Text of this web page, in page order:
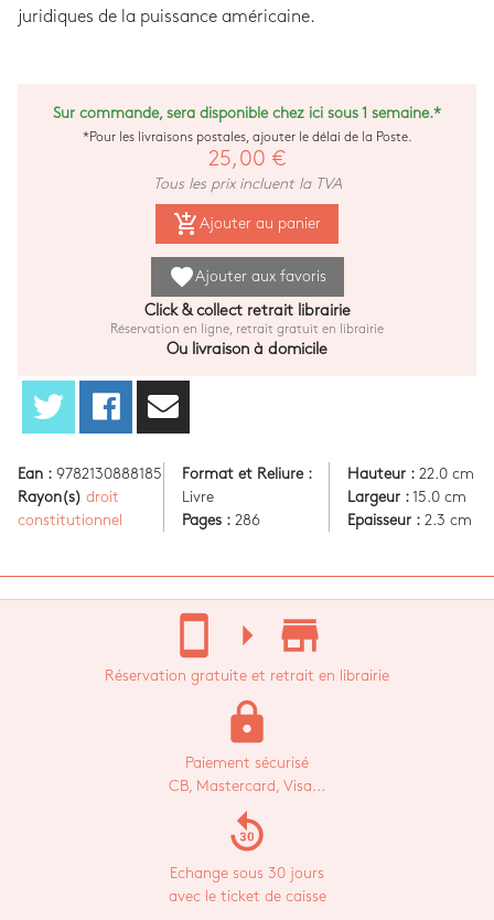
juridiques de la puissance américaine.
Sur commande, sera disponible chez ici sous 1 semaine.*
*Pour les livraisons postales, ajouter le délai de la Poste.
25,00 €
Tous les prix incluent la TVA
add_shopping_cart Ajouter au panier
favoriteAjouter aux favoris
Click & collect retrait librairie
Réservation en ligne, retrait gratuit en librairie
Ou livraison à domicile
Ean : 9782130888185
Rayon(s) droit
constitutionnel
Format et Reliure :
Livre
Pages : 286
Hauteur :22.0 cm
Largeur :15.0 cm
Epaisseur :2.3 cm
stay_current_portrait arrow_right store_mall_directory
Réservation gratuite et retrait en librairie
lock
Paiement sécurisé
CB, Mastercard, Visa...
replay_30
Echange sous 30 jours
avec le ticket de caisse